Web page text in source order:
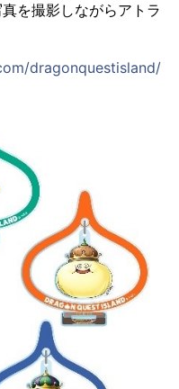
を撮影しながらアトラ
dragonquestisland/